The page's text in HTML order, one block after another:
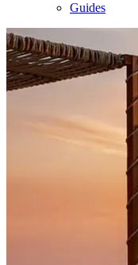
Guides